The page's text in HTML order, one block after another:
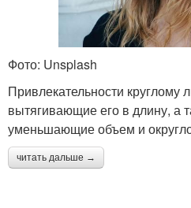
Фото: Unsplash
Привлекательности круглому
вытягивающие его в длину, а
уменьшающие объем и
читать дальше →